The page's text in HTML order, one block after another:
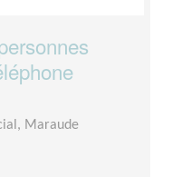
Maraude